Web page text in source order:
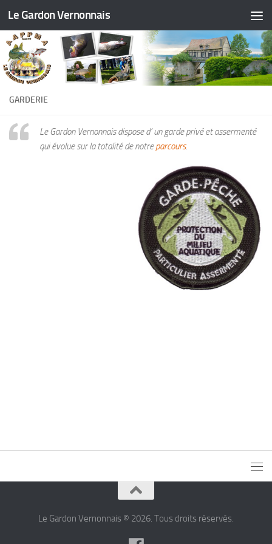
Le Gardon Vernonnais
GARDERIE
Le Gardon Vernonnais dispose d’ un garde privé et assermenté
qui évolue sur la totalité de notreparcours.
Le Gardon Vernonnais © 2026. Tous droits réservés.